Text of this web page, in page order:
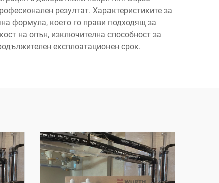
резултат. Характеристиките за
формула, което го прави подходящ за
на опън, изключителна способност за
експлоатационен срок.